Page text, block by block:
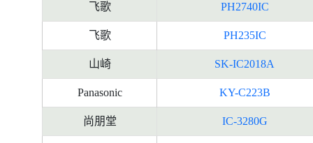
飞歌 PH2740IC
飞歌 PH235IC
山崎 SK-IC2018A
Panasonic KY-C223B
尚朋堂 IC-3280G